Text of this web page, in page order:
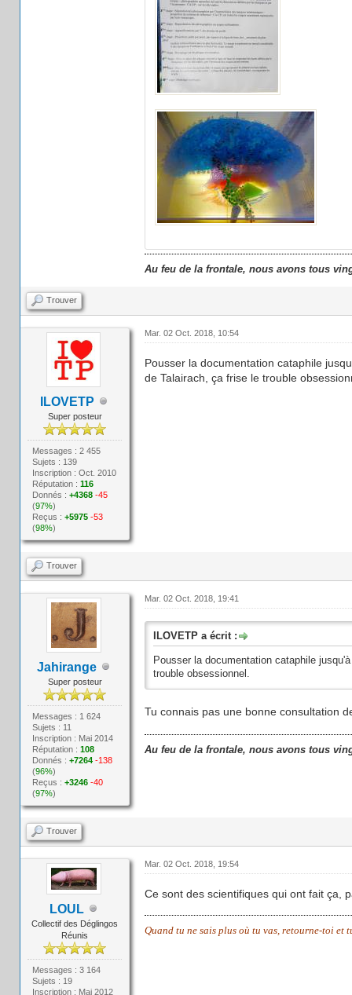
Au feu de la frontale, nous avons tous
Trouver
ILOVETP
Super posteur
Messages : 2 455
Sujets : 139
Inscription : Oct. 2010
Réputation :116
Donnés :+4368 -45
(97%)
Reçus :+5975 -53
(98%)
Mar. 02 Oct. 2018, 10:54
Pousser la documentation cataphile
de Talairach, ça frise le trouble
Trouver
Jahirange
Super posteur
Messages : 1 624
Sujets : 11
Inscription : Mai 2014
Réputation :108
Donnés :+7264 -138
(96%)
Reçus :+3246 -40
(97%)
Mar. 02 Oct. 2018, 19:41
ILOVETP a écrit :
Pousser la documentation cataphile
trouble obsessionnel.
Tu connais pas une bonne consultation
Au feu de la frontale, nous avons tous
Trouver
LOUL
Collectif des Déglingos
Réunis
Messages : 3 164
Sujets : 19
Inscription : Mai 2012
Mar. 02 Oct. 2018, 19:54
Ce sont des scientifiques qui ont fait ça,
Quand tu ne sais plus où tu vas, retourne-toi